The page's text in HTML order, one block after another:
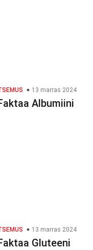
13 marras 2024
Albumiini
13 marras 2024
Gluteeni